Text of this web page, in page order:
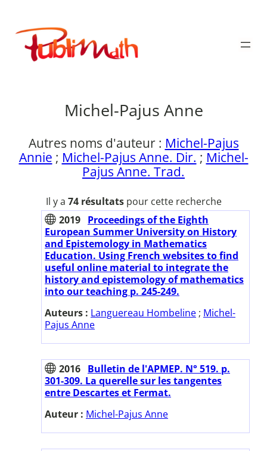
contenu
Publimath
Michel-Pajus Anne
Autres noms d'auteur : Michel-Pajus
Annie ; Michel-Pajus Anne. Dir. ; Michel-
Pajus Anne. Trad.
Il y a 74 résultatspour cette recherche
2019 Proceedings of the Eighth
European Summer University on History
and Epistemology in Mathematics
Education. Using French websites to find
useful online material to integrate the
history and epistemology of mathematics
into our teaching p. 245-249.
Auteurs : Languereau Hombeline ; Michel-
Pajus Anne
2016 Bulletin de l'APMEP. N° 519. p.
301-309. La querelle sur les tangentes
entre Descartes et Fermat.
Auteur : Michel-Pajus Anne